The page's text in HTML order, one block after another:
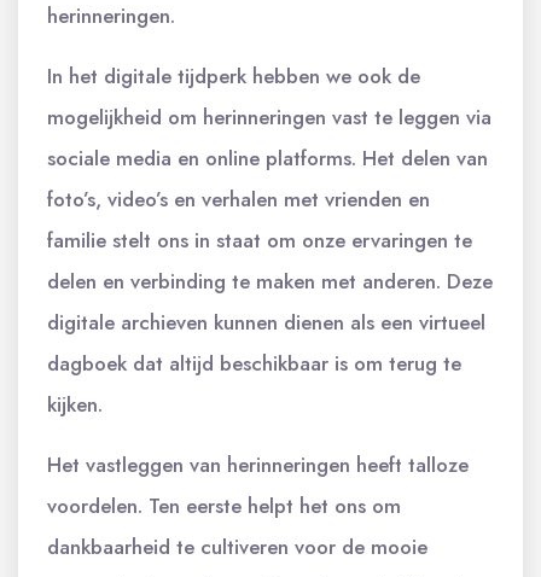
herinneringen.
In het digitale tijdperk hebben we ook de
mogelijkheid om herinneringen vast te leggen via
sociale media en online platforms. Het delen van
foto’s, video’s en verhalen met vrienden en
familie stelt ons in staat om onze ervaringen te
delen en verbinding te maken met anderen. Deze
digitale archieven kunnen dienen als een virtueel
dagboek dat altijd beschikbaar is om terug te
kijken.
Het vastleggen van herinneringen heeft talloze
voordelen. Ten eerste helpt het ons om
dankbaarheid te cultiveren voor de mooie